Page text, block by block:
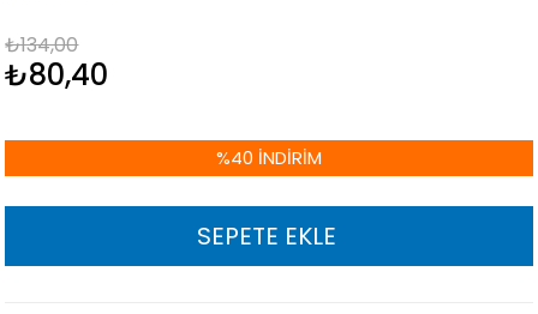
₺134,00
₺80,40
%40 İNDIRIM